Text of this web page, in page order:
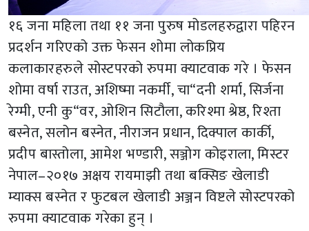
१६ जना महिला तथा ११ जना पुरुष मोडलहरुद्वारा पहिरन
प्रदर्शन गरिएको उक्त फेसन शोमा लोकप्रिय
कलाकारहरुले सोस्टपरको रुपमा क्याटवाक गरे । फेसन
शोमा वर्षा राउत, अशिष्मा नकर्मी, चा“दनी शर्मा, सिर्जना
रेग्मी, एनी कु“वर, ओशिन सिटौला, करिश्मा श्रेष्ठ, रिश्ता
बस्नेत, सलोन बस्नेत, नीराजन प्रधान, दिक्पाल कार्की,
प्रदीप बास्तोला, आमेश भण्डारी, सञ्जोग कोइराला, मिस्टर
नेपाल–२०१७ अक्षय रायमाझी तथा बक्सिङ खेलाडी
म्याक्स बस्नेत र फुटबल खेलाडी अञ्जन विष्टले सोस्टपरको
रुपमा क्याटवाक गरेका हुन् ।